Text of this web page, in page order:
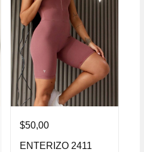
$50,00
ENTERIZO 2411